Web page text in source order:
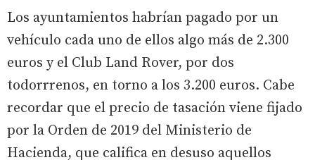
Los ayuntamientos habrían pagado por un
vehículo cada uno de ellos algo más de 2.300
euros y el Club Land Rover, por dos
todorrrenos, en torno a los 3.200 euros. Cabe
recordar que el precio de tasación viene fijado
por la Orden de 2019 del Ministerio de
Hacienda, que califica en desuso aquellos